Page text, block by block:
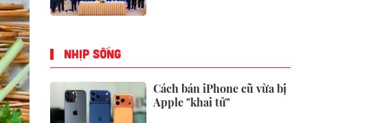
NHỊP SỐNG
Cách bán iPhone cũ vừa bị
Apple "khai tử"